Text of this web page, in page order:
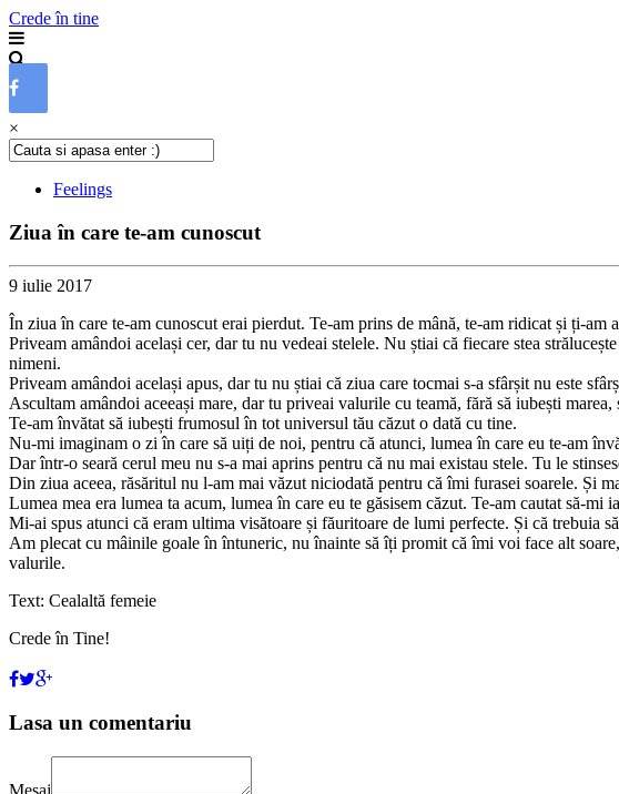
Crede în tine
×
Feelings
Ziua în care te-am cunoscut
9 iulie 2017
În ziua în care te-am cunoscut erai pierdut. Te-am prins de mână, te-am ridicat și ți-am
Priveam amândoi același cer, dar tu nu vedeai stelele. Nu știai că fiecare stea
nimeni.
Priveam amândoi același apus, dar tu nu știai că ziua care tocmai s-a sfârșit nu este
Ascultam amândoi aceeași mare, dar tu priveai valurile cu teamă, fără să iubești
Te-am învătat să iubești frumosul în tot universul tău căzut o dată cu tine.
Nu-mi imaginam o zi în care să uiți de noi, pentru că atunci, lumea în care eu te-am
Dar într-o seară cerul meu nu s-a mai aprins pentru că nu mai existau stele. Tu le
Din ziua aceea, răsăritul nu l-am mai văzut niciodată pentru că îmi furasei soarele. Și
Lumea mea era lumea ta acum, lumea în care eu te găsisem căzut. Te-am cautat să-
Mi-ai spus atunci că eram ultima visătoare și făuritoare de lumi perfecte. Și că trebuia
Am plecat cu mâinile goale în întuneric, nu înainte să îți promit că îmi voi face alt
valurile.
Text: Cealaltă femeie
Crede în Tine!
Lasa un comentariu
Mesaj